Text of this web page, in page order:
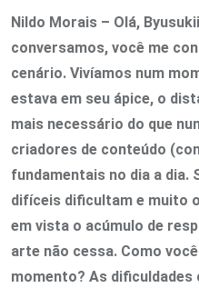
Nildo Morais – Olá,
conversamos, você me
cenário. Vivíamos num
estava em seu ápice, o
mais necessário do que
criadores de conteúdo
fundamentais no dia a dia.
difíceis dificultam e muito
em vista o acúmulo de
arte não cessa. Como
momento? As dificuldades